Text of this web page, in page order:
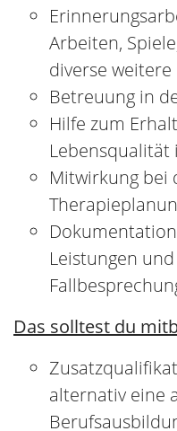
Krankenpflege
einfühlsamer
Engagierte
Soziale
Kooperative
Sicheres
Motivation, das
aktualisieren
Gute EDV-
ab